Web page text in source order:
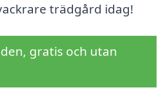
trädgård idag!
gratis och utan